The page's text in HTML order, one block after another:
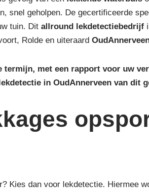
snel geholpen. De gecertificeerde
tuin. Dit allround lekdetectiebedrijf
Rolde en uiteraard
met een rapport voor uw
in OudAnnerveen van dit
Kies dan voor lekdetectie. Hiermee